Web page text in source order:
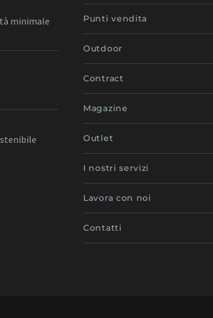
minimale Punti vendita
Outdoor
Contract
Magazine
Outlet
I nostri servizi
Lavora con noi
Contatti